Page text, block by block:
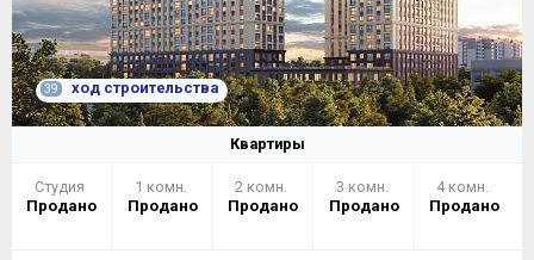
39 ход строительства
Квартиры
Студия
Продано
1 комн.
Продано
2 комн.
Продано
3 комн.
Продано
4 комн.
Продано